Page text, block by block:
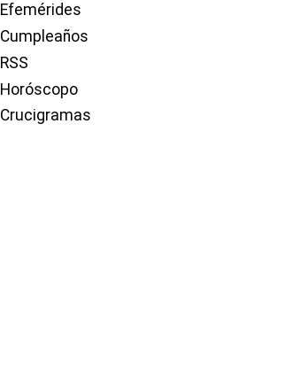
Efemérides
Cumpleaños
RSS
Horóscopo
Crucigramas